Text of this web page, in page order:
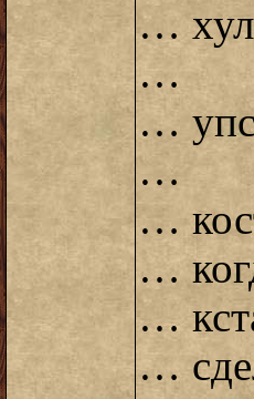
…
…
…
…
…
…
…
…